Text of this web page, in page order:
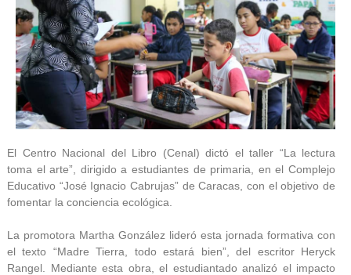
El Centro Nacional del Libro (Cenal) dictó el taller “La lectura
toma el arte”, dirigido a estudiantes de primaria, en el Complejo
Educativo “José Ignacio Cabrujas” de Caracas, con el objetivo de
fomentar la conciencia ecológica.
La promotora Martha González lideró esta jornada formativa con
el texto “Madre Tierra, todo estará bien”, del escritor Heryck
Rangel. Mediante esta obra, el estudiantado analizó el impacto